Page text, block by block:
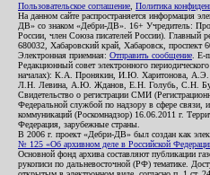
Пользовательское соглашение Политика
На данном сайте распространяется информация
ДВ» со знаком «Дебри-ДВ». 16+ Учредитель:
России, член Союза писателей России). Главный
680032, Хабаровский край, Хабаровск, проспект
Электронная приемная: Отправить сообщение . E-
Редакционный совет электронного
началах): К.А. Пронякин, И.Ю. Харитонова,
Л.Н. Левина, А.Ю. Жданов, Е.Н. Голубь, С.Н.
Свидетельство о регистрации СМИ
Федеральной службой по надзору в сфере связи,
коммуникаций (Роскомнадзор) 16.06.2011 г.
Федерация, зарубежные страны.
В 2006 г. проект «Дебри-ДВ» был создан как
№ 125 «Об архивном деле в Российской
Основной фонд архива составляют публикации
рукописи по дальневосточной (РФ) тематике.